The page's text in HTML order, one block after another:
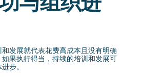
发展就代表花费高成本且没有明确
果执行得当，持续的培训和发展可
步。